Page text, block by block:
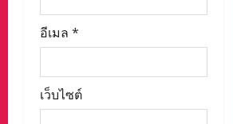
อีเมล *
เว็บไซต์